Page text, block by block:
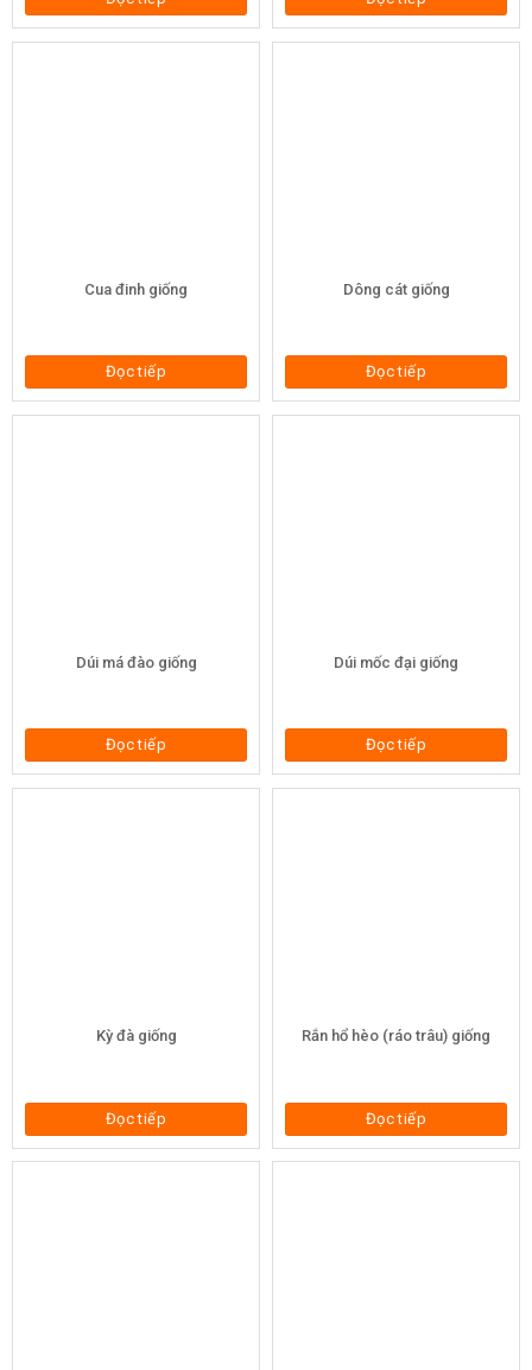
Cua đinh giống
Đọc tiếp
Dông cát giống
Đọc tiếp
Dúi má đào giống
Đọc tiếp
Dúi mốc đại giống
Đọc tiếp
Kỳ đà giống
Đọc tiếp
Rắn hổ hèo (ráo trâu) giống
Đọc tiếp